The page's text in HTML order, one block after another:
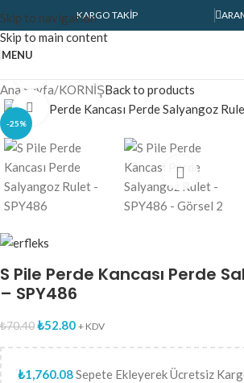
Skip to navigation
Skip to main content
KARGO TAKIP
MENU
Ana Sayfa/KORNİŞBack to products
-25%
Click to enlarge
S Pile Perde Kancası Perde
– SPY486
₺70.40₺52.80 + KDV
₺1,760.08Sepete Ekleyerek Ücretsiz